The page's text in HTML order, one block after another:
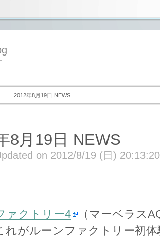
2012年8月19日 NEWS
8月19日 NEWS
on 2012/8/19 (日) 20:13:20
ァクトリー4
（マーベラス
れがルーンファクトリー初